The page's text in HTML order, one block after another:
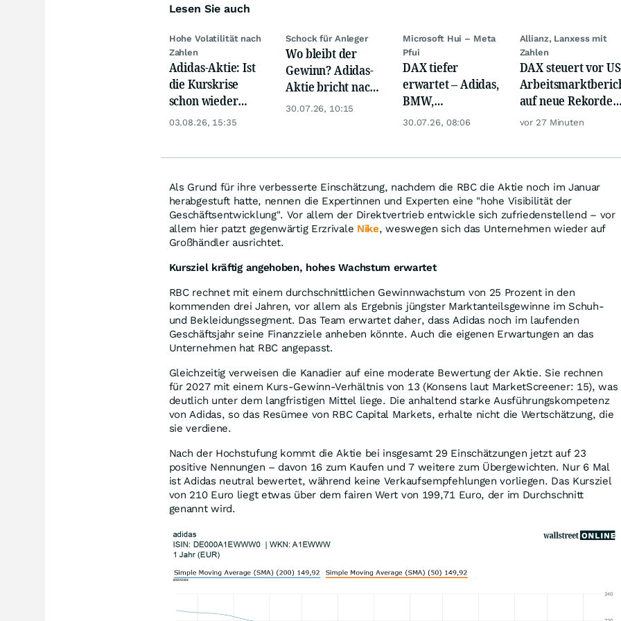
Lesen Sie auch
Hohe Volatilität nach
Zahlen
Adidas-Aktie: Ist
die Kurskrise
schon wieder
abgehakt?
03.08.26, 15:35
Schock für Anleger
Wo bleibt der
Gewinn? Adidas-
Aktie bricht nach
den Zahlen
30.07.26, 10:15
Microsoft Hui – Meta
Pfui
DAX tiefer
erwartet – Adidas,
BMW,
Nemetscheck und
30.07.26, 08:06
Allianz, Lanxess mit
Zahlen
DAX steuert vor
auf neue Rekorde
zu, Öl steigt
vor 27 Minuten
Als Grund für ihre verbesserte Einschätzung, nachdem die RBC die Aktie noch im Januar
herabgestuft hatte, nennen die Expertinnen und Experten eine "hohe Visibilität der
Geschäftsentwicklung". Vor allem der Direktvertrieb entwickle sich zufriedenstellend – vor
allem hier patzt gegenwärtig Erzrivale Nike, weswegen sich das Unternehmen wieder auf
Großhändler ausrichtet.
Kursziel kräftig angehoben, hohes Wachstum erwartet
RBC rechnet mit einem durchschnittlichen Gewinnwachstum von 25 Prozent in den
kommenden drei Jahren, vor allem als Ergebnis jüngster Marktanteilsgewinne im Schuh-
und Bekleidungssegment. Das Team erwartet daher, dass Adidas noch im laufenden
Geschäftsjahr seine Finanzziele anheben könnte. Auch die eigenen Erwartungen an das
Unternehmen hat RBC angepasst.
Gleichzeitig verweisen die Kanadier auf eine moderate Bewertung der Aktie. Sie rechnen
für 2027 mit einem Kurs-Gewinn-Verhältnis von 13 (Konsens laut MarketScreener: 15), was
deutlich unter dem langfristigen Mittel liege. Die anhaltend starke Ausführungskompetenz
von Adidas, so das Resümee von RBC Capital Markets, erhalte nicht die Wertschätzung, die
sie verdiene.
Nach der Hochstufung kommt die Aktie bei insgesamt 29 Einschätzungen jetzt auf 23
positive Nennungen – davon 16 zum Kaufen und 7 weitere zum Übergewichten. Nur 6 Mal
ist Adidas neutral bewertet, während keine Verkaufsempfehlungen vorliegen. Das Kursziel
von 210 Euro liegt etwas über dem fairen Wert von 199,71 Euro, der im Durchschnitt
genannt wird.